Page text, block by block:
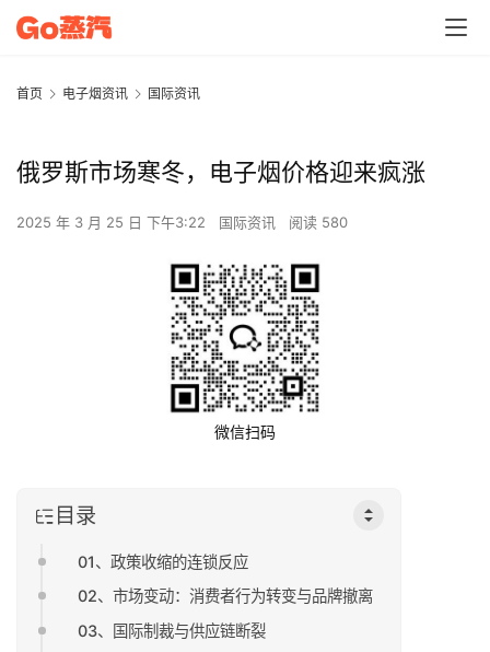
首页 电子烟资讯 国际资讯
俄罗斯市场寒冬，电子烟价格迎来疯涨
2025 年 3 月 25 日 下午3:22 国际资讯 阅读 580
微信扫码
目录
01、政策收缩的连锁反应
02、市场变动：消费者行为转变与品牌撤离
03、国际制裁与供应链断裂